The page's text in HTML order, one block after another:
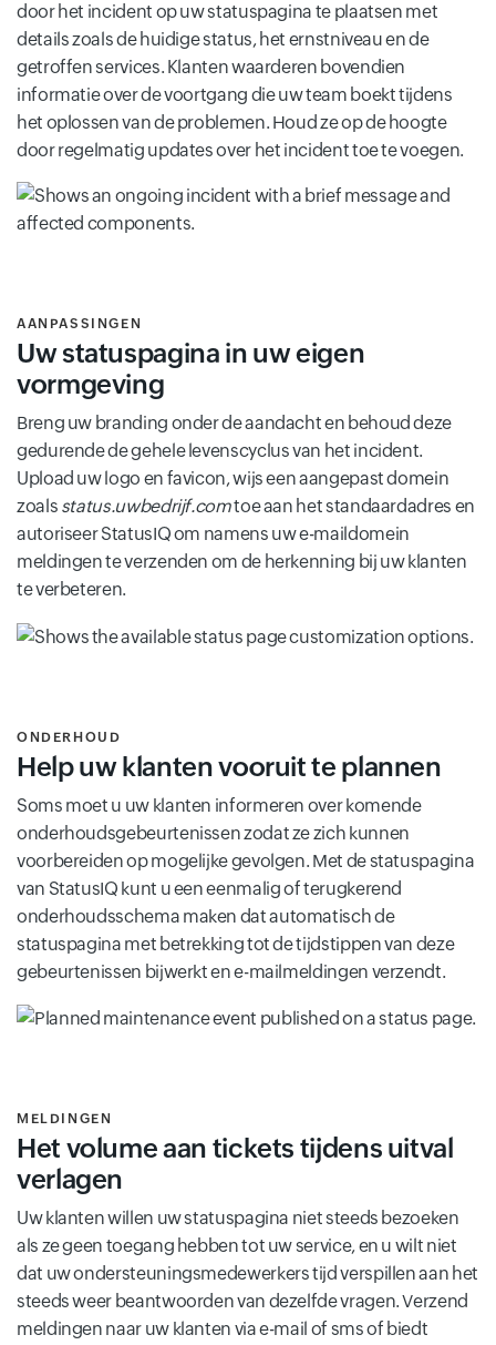
door het incident op uw statuspagina te plaatsen met
details zoals de huidige status, het ernstniveau en de
getroffen services. Klanten waarderen bovendien
informatie over de voortgang die uw team boekt tijdens
het oplossen van de problemen. Houd ze op de hoogte
door regelmatig updates over het incident toe te voegen.
AANPASSINGEN
Uw statuspagina in uw eigen
vormgeving
Breng uw branding onder de aandacht en behoud deze
gedurende de gehele levenscyclus van het incident.
Upload uw logo en favicon, wijs een aangepast domein
zoals status.uwbedrijf.comtoe aan het standaardadres en
autoriseer StatusIQ om namens uw e-maildomein
meldingen te verzenden om de herkenning bij uw klanten
te verbeteren.
ONDERHOUD
Help uw klanten vooruit te plannen
Soms moet u uw klanten informeren over komende
onderhoudsgebeurtenissen zodat ze zich kunnen
voorbereiden op mogelijke gevolgen. Met de statuspagina
van StatusIQ kunt u een eenmalig of terugkerend
onderhoudsschema maken dat automatisch de
statuspagina met betrekking tot de tijdstippen van deze
gebeurtenissen bijwerkt en e-mailmeldingen verzendt.
MELDINGEN
Het volume aan tickets tijdens uitval
verlagen
Uw klanten willen uw statuspagina niet steeds bezoeken
als ze geen toegang hebben tot uw service, en u wilt niet
dat uw ondersteuningsmedewerkers tijd verspillen aan het
steeds weer beantwoorden van dezelfde vragen. Verzend
meldingen naar uw klanten via e-mail of sms of biedt